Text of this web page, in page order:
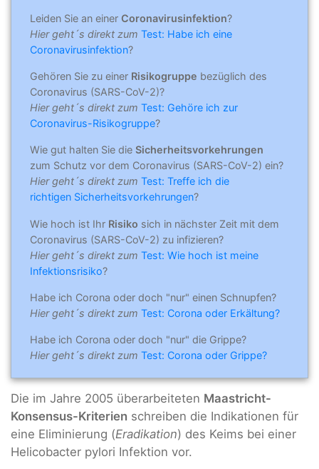
Leiden Sie an einer Coronavirusinfektion?
Hier geht´s direkt zum Test: Habe ich eine
Coronavirusinfektion?
Gehören Sie zu einer Risikogruppe bezüglich des
Coronavirus (SARS-CoV-2)?
Hier geht´s direkt zum Test: Gehöre ich zur
Coronavirus-Risikogruppe?
Wie gut halten Sie die Sicherheitsvorkehrungen
zum Schutz vor dem Coronavirus (SARS-CoV-2) ein?
Hier geht´s direkt zum Test: Treffe ich die
richtigen Sicherheitsvorkehrungen?
Wie hoch ist Ihr Risiko sich in nächster Zeit mit dem
Coronavirus (SARS-CoV-2) zu infizieren?
Hier geht´s direkt zum Test: Wie hoch ist meine
Infektionsrisiko?
Habe ich Corona oder doch "nur" einen Schnupfen?
Hier geht´s direkt zum Test: Corona oder Erkältung?
Habe ich Corona oder doch "nur" die Grippe?
Hier geht´s direkt zum Test: Corona oder Grippe?
Die im Jahre 2005 überarbeiteten Maastricht-
Konsensus-Kriterien schreiben die Indikationen für
eine Eliminierung (Eradikation) des Keims bei einer
Helicobacter pylori Infektion vor.